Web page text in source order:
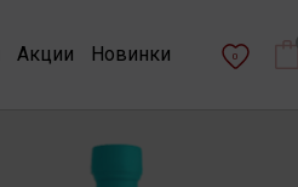
Акции Новинки 0